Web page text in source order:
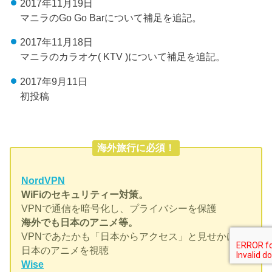
2017年11月19日
マニラのGo Go Barについて補足を追記。
2017年11月18日
マニラのカラオケ( KTV )について補足を追記。
2017年9月11日
初投稿
海外旅行に必須！
NordVPN
WiFiのセキュリティー対策。
VPNで通信を暗号化し、プライバシーを保護
海外でも日本のアニメ等。
VPNであたかも「日本からアクセス」と見せかけ、
日本のアニメを視聴
Wise